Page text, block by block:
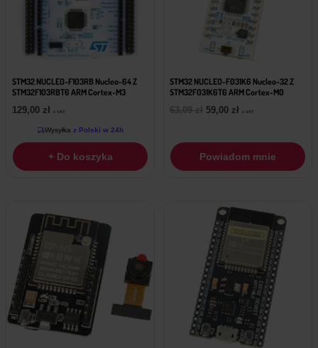
STM32 NUCLEO-F103RB Nucleo-64 Z
STM32F103RBT6 ARM Cortex-M3
129,00 zł z VAT
Wysyłka z Polski w 24h
+ Do koszyka
STM32 NUCLEO-F031K6 Nucleo-32 Z
STM32F031K6T6 ARM Cortex-M0
63,09zł
Pierwotna
63,09 zł.
59,00 zł Aktualna
59,00 zł.
z VAT
Powiadom mnie